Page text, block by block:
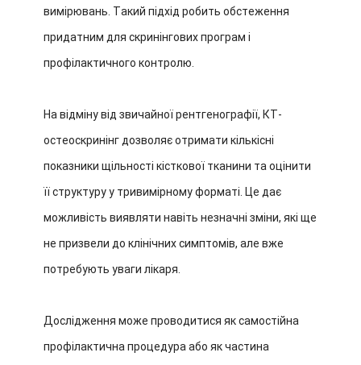
вимірювань. Такий підхід робить обстеження
придатним для скринінгових програм і
профілактичного контролю.
На відміну від звичайної рентгенографії, КТ-
остеоскринінг дозволяє отримати кількісні
показники щільності кісткової тканини та оцінити
її структуру у тривимірному форматі. Це дає
можливість виявляти навіть незначні зміни, які ще
не призвели до клінічних симптомів, але вже
потребують уваги лікаря.
Дослідження може проводитися як самостійна
профілактична процедура або як частина